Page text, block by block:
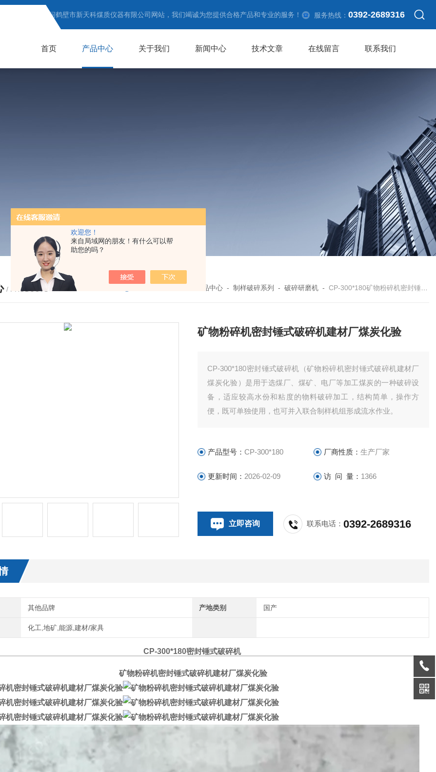
欢迎您！
来自局域网的朋友！有什么可以帮
助您的吗？
欢迎访问鹤壁市新天科煤质仪器有限公司网站，我们竭诚为您提供合格产品和专业的服务！ 服务热线： 0392-2689316
首页 产品中心 关于我们 新闻中心 技术文章 在线留言 联系我们
/ PRODUCTS 产品中心 -制样破碎系列 -破碎研磨机 -CP-300*180矿物粉碎机密封锤式破碎机建材厂煤炭化验
矿物粉碎机密封锤式破碎机建材厂煤炭化验
CP-300*180密封锤式破碎机（矿物粉碎机密封锤式破碎机建材厂
煤炭化验）是用于选煤厂、煤矿、电厂等加工煤炭的一种破碎设
备，适应较高水份和粘度的物料破碎加工，结构简单，操作方
便，既可单独使用，也可并入联合制样机组形成流水作业。
产品型号：CP-300*180 厂商性质： 生产厂家
更新时间： 2026-02-09 访 问 量： 1366
立即咨询 联系电话：0392-2689316
其他品牌 产地类别 国产
化工,地矿,能源,建材/家具
CP-300*180密封锤式破碎机
矿物粉碎机密封锤式破碎机建材厂煤炭化验